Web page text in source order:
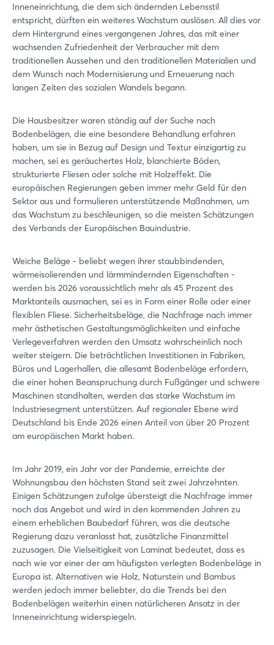
Inneneinrichtung, die dem sich ändernden Lebensstil
entspricht, dürften ein weiteres Wachstum auslösen. All dies vor
dem Hintergrund eines vergangenen Jahres, das mit einer
wachsenden Zufriedenheit der Verbraucher mit dem
traditionellen Aussehen und den traditionellen Materialien und
dem Wunsch nach Modernisierung und Erneuerung nach
langen Zeiten des sozialen Wandels begann.
Die Hausbesitzer waren ständig auf der Suche nach
Bodenbelägen, die eine besondere Behandlung erfahren
haben, um sie in Bezug auf Design und Textur einzigartig zu
machen, sei es geräuchertes Holz, blanchierte Böden,
strukturierte Fliesen oder solche mit Holzeffekt. Die
europäischen Regierungen geben immer mehr Geld für den
Sektor aus und formulieren unterstützende Maßnahmen, um
das Wachstum zu beschleunigen, so die meisten Schätzungen
des Verbands der Europäischen Bauindustrie.
Weiche Beläge - beliebt wegen ihrer staubbindenden,
wärmeisolierenden und lärmmindernden Eigenschaften -
werden bis 2026 voraussichtlich mehr als 45 Prozent des
Marktanteils ausmachen, sei es in Form einer Rolle oder einer
flexiblen Fliese. Sicherheitsbeläge, die Nachfrage nach immer
mehr ästhetischen Gestaltungsmöglichkeiten und einfache
Verlegeverfahren werden den Umsatz wahrscheinlich noch
weiter steigern. Die beträchtlichen Investitionen in Fabriken,
Büros und Lagerhallen, die allesamt Bodenbeläge erfordern,
die einer hohen Beanspruchung durch Fußgänger und schwere
Maschinen standhalten, werden das starke Wachstum im
Industriesegment unterstützen. Auf regionaler Ebene wird
Deutschland bis Ende 2026 einen Anteil von über 20 Prozent
am europäischen Markt haben.
Im Jahr 2019, ein Jahr vor der Pandemie, erreichte der
Wohnungsbau den höchsten Stand seit zwei Jahrzehnten.
Einigen Schätzungen zufolge übersteigt die Nachfrage immer
noch das Angebot und wird in den kommenden Jahren zu
einem erheblichen Baubedarf führen, was die deutsche
Regierung dazu veranlasst hat, zusätzliche Finanzmittel
zuzusagen. Die Vielseitigkeit von Laminat bedeutet, dass es
nach wie vor einer der am häufigsten verlegten Bodenbeläge in
Europa ist. Alternativen wie Holz, Naturstein und Bambus
werden jedoch immer beliebter, da die Trends bei den
Bodenbelägen weiterhin einen natürlicheren Ansatz in der
Inneneinrichtung widerspiegeln.